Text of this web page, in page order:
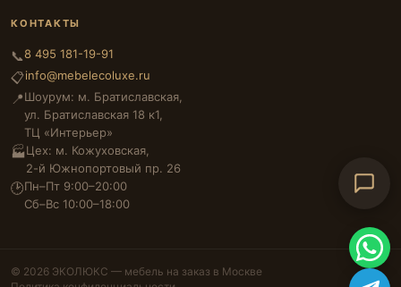
КОНТАКТЫ
📞8 495 181-19-91
📋info@mebelecoluxe.ru
📍Шоурум: м. Братиславская,
ул. Братиславская 18 к1,
ТЦ «Интерьер»
🏭Цех: м. Кожуховская,
2-й Южнопортовый пр. 26
🕑Пн–Пт 9:00–20:00
Сб–Вс 10:00–18:00
© 2026 ЭКОЛЮКС — мебель на заказ в Москве